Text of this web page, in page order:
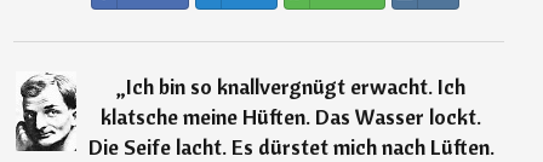
„Ich bin so knallvergnügt erwacht. Ich
klatsche meine Hüften. Das Wasser lockt.
Die Seife lacht. Es dürstet mich nach Lüften.